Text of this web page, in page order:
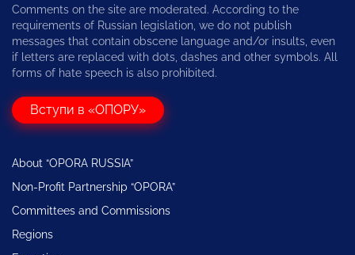
Comments on the site are moderated. According to the
requirements of Russian legislation, we do not publish
messages that contain obscene language and/or insults, even
if letters are replaced with dots, dashes and other symbols. All
forms of hate speech is also prohibited.
Вступи в «ОПОРУ»
About “OPORA RUSSIA”
Non-Profit Partnership “OPORA”
Committees and Commissions
Regions